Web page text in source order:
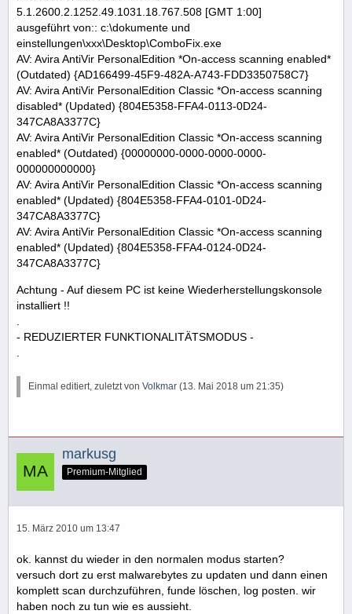
5.1.2600.2.1252.49.1031.18.767.508 [GMT 1:00]
ausgeführt von:: c:\dokumente und
einstellungen\xxx\Desktop\ComboFix.exe
AV: Avira AntiVir PersonalEdition *On-access scanning enabled*
(Outdated) {AD166499-45F9-482A-A743-FDD3350758C7}
AV: Avira AntiVir PersonalEdition Classic *On-access scanning
disabled* (Updated) {804E5358-FFA4-0113-0D24-
347CA8A3377C}
AV: Avira AntiVir PersonalEdition Classic *On-access scanning
enabled* (Outdated) {00000000-0000-0000-0000-
000000000000}
AV: Avira AntiVir PersonalEdition Classic *On-access scanning
enabled* (Updated) {804E5358-FFA4-0101-0D24-
347CA8A3377C}
AV: Avira AntiVir PersonalEdition Classic *On-access scanning
enabled* (Updated) {804E5358-FFA4-0124-0D24-
347CA8A3377C}
Achtung - Auf diesem PC ist keine Wiederherstellungskonsole
installiert !!
- REDUZIERTER FUNKTIONALITÄTSMODUS -
Einmal editiert, zuletzt von Volkmar (13. Mai 2018 um 21:35)
markusg
Premium-Mitglied
15. März 2010 um 13:47
ok. kannst du wieder in den normalen modus starten?
versuch dort zu erst malwarebytes zu updaten und dann einen
komplett scan durchzuführen, funde löschen, log posten. wir
haben noch zu tun wie es aussieht.